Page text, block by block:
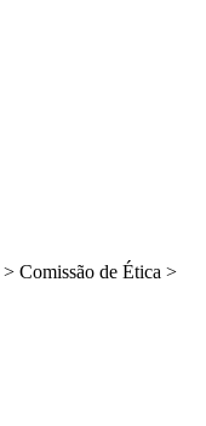
> Comissão de Ética >